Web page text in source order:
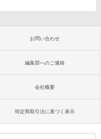
お問い合わせ
編集部へのご連絡
会社概要
特定商取引法に基づく表示